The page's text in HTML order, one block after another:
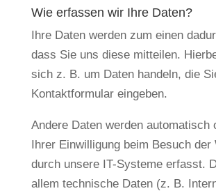
Wie erfassen wir Ihre Daten?
Ihre Daten werden zum einen
dass Sie uns diese mitteilen.
sich z. B. um Daten handeln, die
Kontaktformular eingeben.
Andere Daten werden automatisch
Ihrer Einwilligung beim Besuch der
durch unsere IT-Systeme erfasst.
allem technische Daten (z. B.